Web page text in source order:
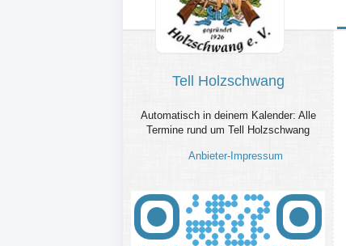
Tell Holzschwang
Automatisch in deinem Kalender: Alle
Termine rund um Tell Holzschwang
Anbieter-Impressum